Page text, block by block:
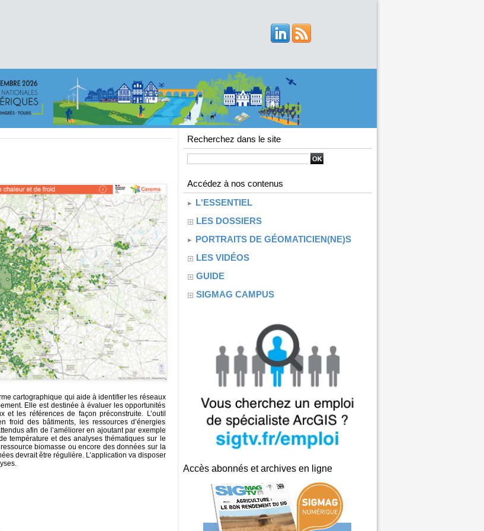
cartographique qui aide à identifier les réseaux
Elle est destinée à évaluer les opportunités
les références de façon préconstruite. L’outil
froid des bâtiments, les ressources d’énergies
afin de l’améliorer en ajoutant par exemple
température et des analyses thématiques sur le
biomasse ou encore des données sur la
devrait être régulière. L’application va disposer
Recherchez dans le site
Accédez à nos contenus
L'ESSENTIEL
LES DOSSIERS
PORTRAITS DE GÉOMATICIEN(NE)S
LES VIDÉOS
GUIDE
SIGMAG CAMPUS
Accès abonnés et archives en ligne